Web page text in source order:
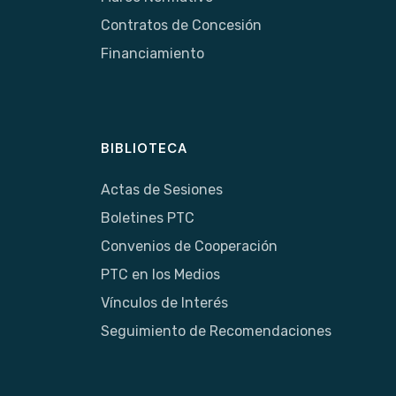
Contratos de Concesión
Financiamiento
BIBLIOTECA
Actas de Sesiones
Boletines PTC
Convenios de Cooperación
PTC en los Medios
Vínculos de Interés
Seguimiento de Recomendaciones